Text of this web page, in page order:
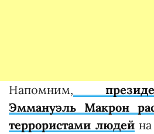
Напомним,
Эммануэль Макрон
террористами людей